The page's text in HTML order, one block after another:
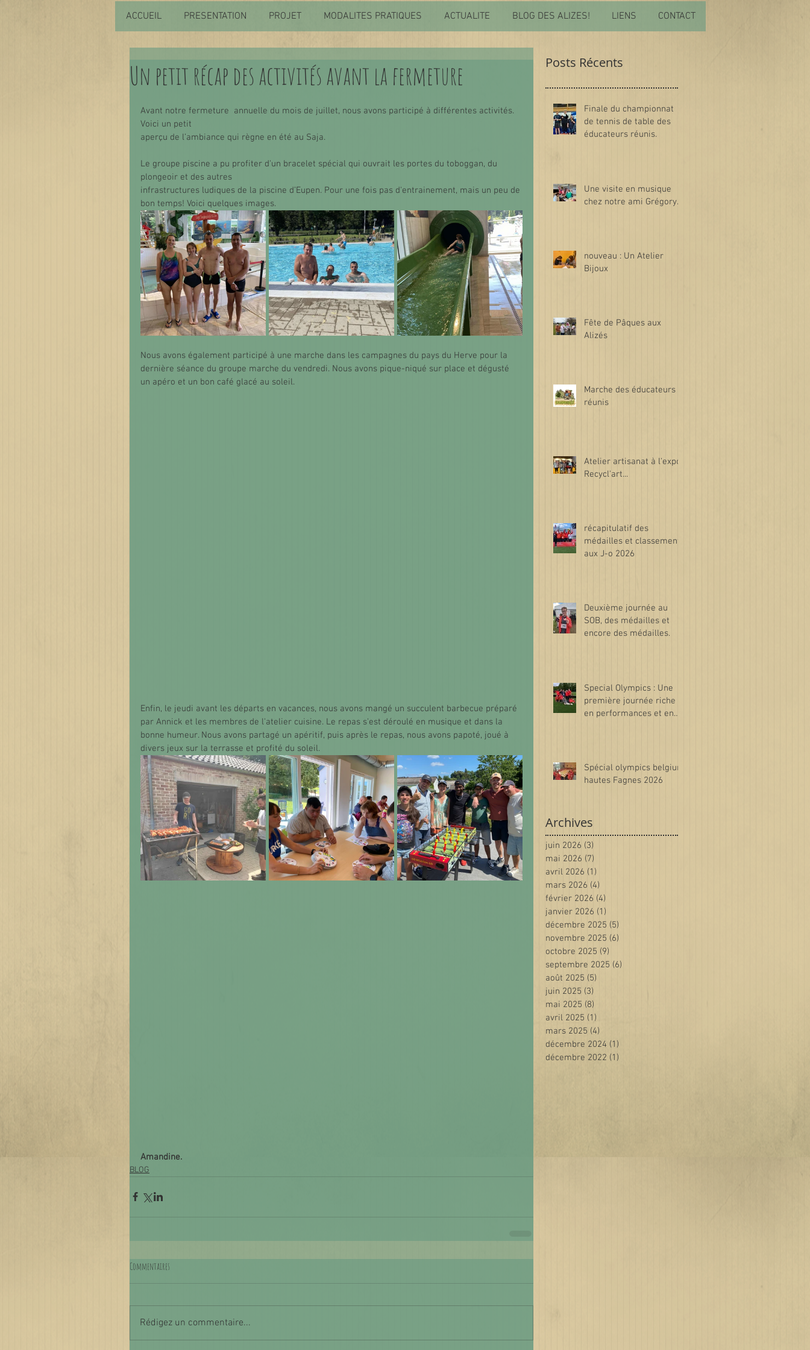
ACCUEIL PRESENTATION PROJET MODALITES PRATIQUES ACTUALITE BLOG DES ALIZES! LIENS CONTACT
Un petit récap des activités avant la fermeture
Avant notre fermeture  annuelle du mois de juillet, nous avons participé à différentes activités.
Voici un petit
aperçu de l’ambiance qui règne en été au Saja.
Le groupe piscine a pu profiter d'un bracelet spécial qui ouvrait les portes du toboggan, du
plongeoir et des autres
infrastructures ludiques de la piscine d’Eupen. Pour une fois pas d'entrainement, mais un peu de
bon temps! Voici quelques images.
Nous avons également participé à une marche dans les campagnes du pays du Herve pour la
dernière séance du groupe marche du vendredi. Nous avons pique-niqué sur place et dégusté
un apéro et un bon café glacé au soleil.
Enfin, le jeudi avant les départs en vacances, nous avons mangé un succulent barbecue préparé
par Annick et les membres de l'atelier cuisine. Le repas s'est déroulé en musique et dans la
bonne humeur. Nous avons partagé un apéritif, puis après le repas, nous avons papoté, joué à
divers jeux sur la terrasse et profité du soleil.
Amandine.
BLOG
Commentaires
Rédigez un commentaire...
Posts Récents
Finale du championnat
de tennis de table des
éducateurs réunis.
Une visite en musique
chez notre ami Grégory.
nouveau : Un Atelier
Bijoux
Fête de Pâques aux
Alizés
Marche des éducateurs
réunis
Atelier artisanat à l'expo
Recycl'art...
récapitulatif des
médailles et classements
aux J-o 2026
Deuxième journée au
SOB, des médailles et
encore des médailles.
Special Olympics : Une
première journée riche
en performances et en
Spécial olympics belgium
hautes Fagnes 2026
Archives
juin 2026 (3)
mai 2026 (7)
avril 2026 (1)
mars 2026 (4)
février 2026 (4)
janvier 2026 (1)
décembre 2025 (5)
novembre 2025 (6)
octobre 2025 (9)
septembre 2025 (6)
août 2025 (5)
juin 2025 (3)
mai 2025 (8)
avril 2025 (1)
mars 2025 (4)
décembre 2024 (1)
décembre 2022 (1)